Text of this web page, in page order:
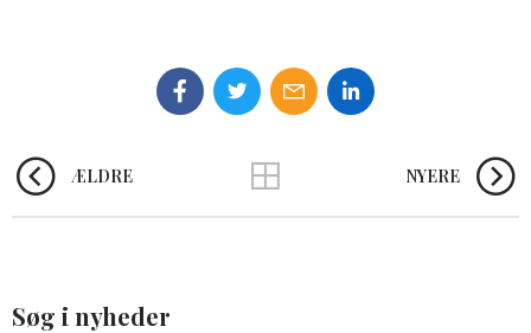
ÆLDRE NYERE
Søg i nyheder